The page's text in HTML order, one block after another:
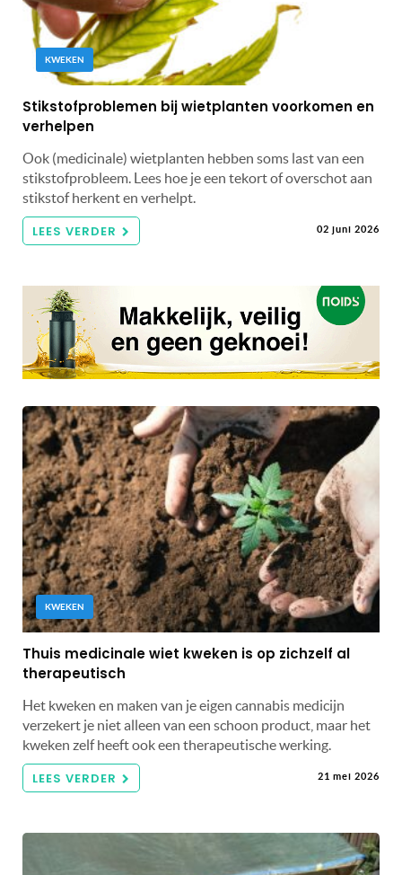
KWEKEN
Stikstofproblemen bij wietplanten voorkomen en
verhelpen
Ook (medicinale) wietplanten hebben soms last van een
stikstofprobleem. Lees hoe je een tekort of overschot aan
stikstof herkent en verhelpt.
LEES VERDER 02 juni 2026
KWEKEN
Thuis medicinale wiet kweken is op zichzelf al
therapeutisch
Het kweken en maken van je eigen cannabis medicijn
verzekert je niet alleen van een schoon product, maar het
kweken zelf heeft ook een therapeutische werking.
LEES VERDER 21 mei 2026